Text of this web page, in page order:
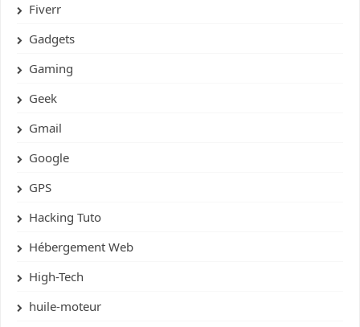
Fiverr
Gadgets
Gaming
Geek
Gmail
Google
GPS
Hacking Tuto
Hébergement Web
High-Tech
huile-moteur